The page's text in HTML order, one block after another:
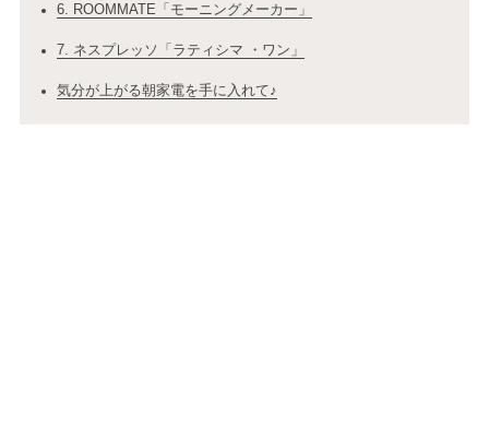
6. ROOMMATE「モーニングメーカー」
7. ネスプレッソ「ラティシマ ・ワン」
気分が上がる朝家電を手に入れて♪